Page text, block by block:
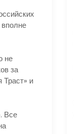
не
за
Траст» и
Все